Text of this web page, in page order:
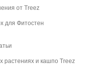
от Treez
для Фитостен
растениях и кашпо Treez